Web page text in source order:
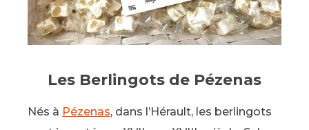
Les Berlingots de Pézenas
Nés à Pézenas, dans l’Hérault, les berlingots